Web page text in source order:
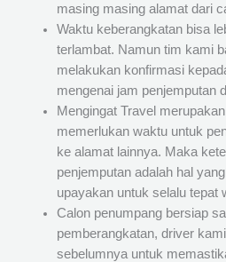
masing masing alamat dari
Waktu keberangkatan bisa
terlambat. Namun tim kami
melakukan konfirmasi
mengenai jam penjemputan
Mengingat Travel
memerlukan waktu untuk
ke alamat lainnya. Maka
penjemputan adalah hal
upayakan untuk selalu tepat
Calon penumpang bersiap
pemberangkatan, driver
sebelumnya untuk